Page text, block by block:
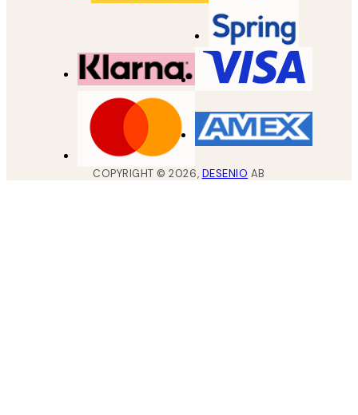
COPYRIGHT ©2026, DESENIO AB